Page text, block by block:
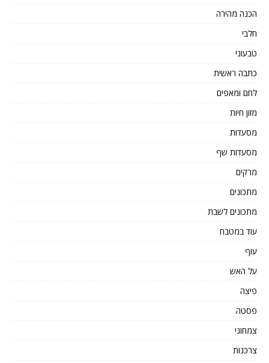
הכנה מהירה
חלבי
טבעוני
כתבה ראשית
לחם ומאפים
מזון חיות
מסעדות
מסעדות שף
מרקים
מתכונים
מתכונים לשבת
עוד במטבח
עוף
על האש
פיצה
פסטה
צמחוני
צרכנות